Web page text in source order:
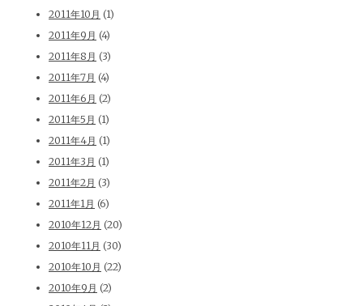
2011年10月 (1)
2011年9月 (4)
2011年8月 (3)
2011年7月 (4)
2011年6月 (2)
2011年5月 (1)
2011年4月 (1)
2011年3月 (1)
2011年2月 (3)
2011年1月 (6)
2010年12月 (20)
2010年11月 (30)
2010年10月 (22)
2010年9月 (2)